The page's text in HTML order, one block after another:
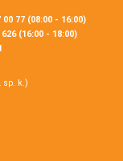
77 (08:00 - 16:00)
(16:00 - 18:00)
sp. k.)